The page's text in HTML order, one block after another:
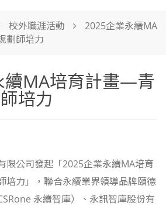
校外職涯活動
2025企業永續MA
劃師培力
續MA培育計畫—青
培力
限公司發起「2025企業永續MA培育
力」，聯合永續業界領導品牌頤德
永續智庫）、永訊智庫股份有